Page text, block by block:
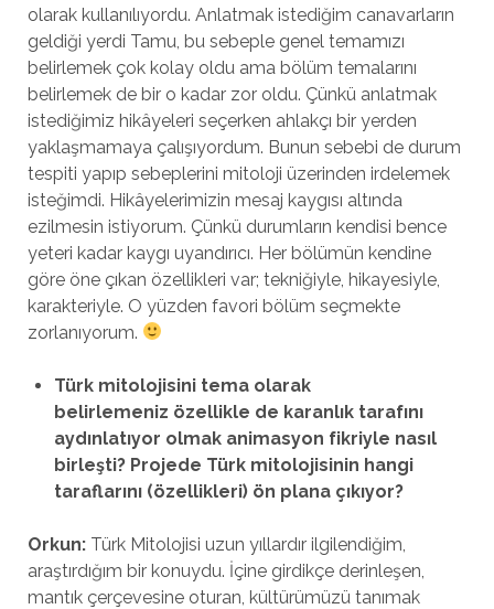
olarak kullanılıyordu. Anlatmak istediğim canavarların
geldiği yerdi Tamu, bu sebeple genel temamızı
belirlemek çok kolay oldu ama bölüm temalarını
belirlemek de bir o kadar zor oldu. Çünkü anlatmak
istediğimiz hikâyeleri seçerken ahlakçı bir yerden
yaklaşmamaya çalışıyordum. Bunun sebebi de durum
tespiti yapıp sebeplerini mitoloji üzerinden irdelemek
isteğimdi. Hikâyelerimizin mesaj kaygısı altında
ezilmesin istiyorum. Çünkü durumların kendisi bence
yeteri kadar kaygı uyandırıcı. Her bölümün kendine
göre öne çıkan özellikleri var; tekniğiyle, hikayesiyle,
karakteriyle. O yüzden favori bölüm seçmekte
zorlanıyorum.
Türk mitolojisini tema olarak
belirlemeniz özellikle de karanlık tarafını
aydınlatıyor olmak animasyon fikriyle nasıl
birleşti? Projede Türk mitolojisinin hangi
taraflarını (özellikleri) ön plana çıkıyor?
Orkun:Türk Mitolojisi uzun yıllardır ilgilendiğim,
araştırdığım bir konuydu. İçine girdikçe derinleşen,
mantık çerçevesine oturan, kültürümüzü tanımak